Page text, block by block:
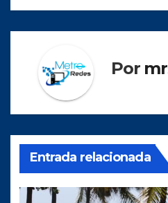
Por
Entrada relacionada